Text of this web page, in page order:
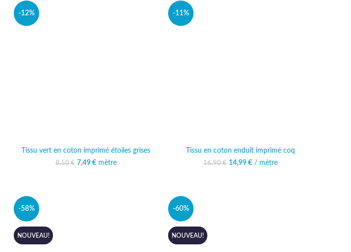
-12%
Tissu vert en coton imprimé étoiles grises
8,50€
Le prix initial était :
7,49 € Le prix actuel est :
mètre
-11%
Tissu en coton enduit imprimé coq
16,90€
Le prix initial était :
14,99 € Le prix actuel est :
/ mètre
-58%
NOUVEAU!
-60%
NOUVEAU!